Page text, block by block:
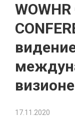
17.11.2020